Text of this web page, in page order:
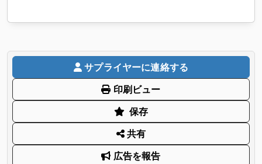
サプライヤーに連絡する
印刷ビュー
保存
共有
広告を報告